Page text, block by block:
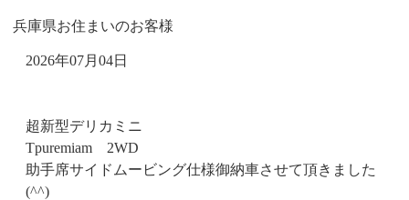
兵庫県お住まいのお客様
2026年07月04日
超新型デリカミニ
Tpuremiam 2WD
助手席サイドムービング仕様御納車させて頂きました
(^^)